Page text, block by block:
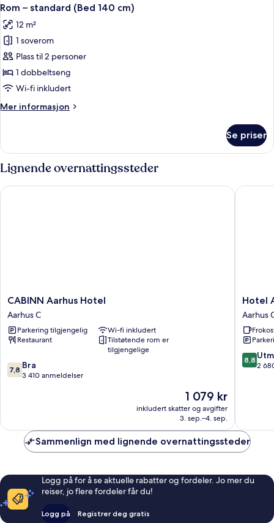
1
seng
alle
bildene
av
Rom
–
standard
140
4
Rom – standard (Bed 140 cm)
12 m²
1 soverom
Plass til 2 personer
1 dobbeltseng
Wi-fi inkludert
Mer informasjon
Mer
–
standard
(Bed
140
cm)
Se priser
Lignende overnattingssteder
CABINN
Aarhus
Hotel
Aarhus
C
CABINN Aarhus Hotel
Aarhus C
Parkering tilgjengelig
Wi-fi inkludert
Restaurant
Tilstøtende rom er
tilgjengelige
7.8
av
7,8 Bra
3 410 anmeldelser
Prisen
1 079 kr
1 079 kr
inkludert skatter og avgifter
3. sep.–4. sep.
CABINN Aarhus Hotel
Hotel
Atlantic
Aarhus
C
Hotel
Aarhus
8.8
av
8,8
2
Hotel
Sammenlign med lignende overnattingssteder
Logg på for å se aktuelle rabatter og fordeler. Jo mer du
reiser, jo flere fordeler får du!
Logg på Registrer deg gratis